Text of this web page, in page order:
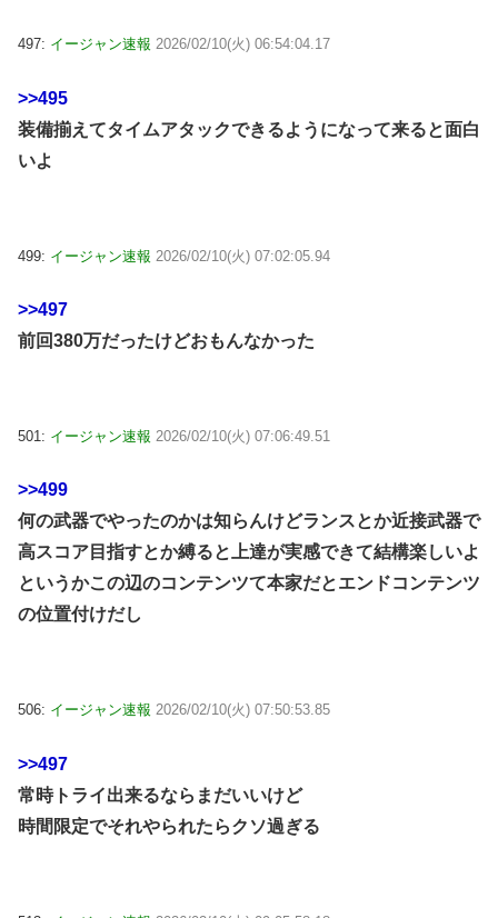
497: イージャン速報 2026/02/10(火) 06:54:04.17
>>495
装備揃えてタイムアタックできるようになって来ると面白
いよ
499: イージャン速報 2026/02/10(火) 07:02:05.94
>>497
前回380万だったけどおもんなかった
501: イージャン速報 2026/02/10(火) 07:06:49.51
>>499
何の武器でやったのかは知らんけどランスとか近接武器で
高スコア目指すとか縛ると上達が実感できて結構楽しいよ
というかこの辺のコンテンツて本家だとエンドコンテンツ
の位置付けだし
506: イージャン速報 2026/02/10(火) 07:50:53.85
>>497
常時トライ出来るならまだいいけど
時間限定でそれやられたらクソ過ぎる